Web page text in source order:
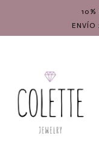
10%
ENVÍO